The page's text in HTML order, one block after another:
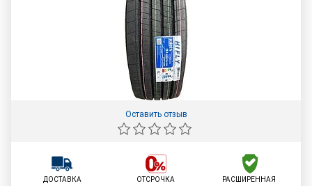
Оставить отзыв
ДОСТАВКА
ОТСРОЧКА
РАСШИРЕННАЯ